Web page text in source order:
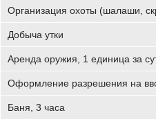
Организация охоты (шалаши,
Добыча утки
Аренда оружия, 1 единица за
Оформление разрешения на
Баня, 3 часа